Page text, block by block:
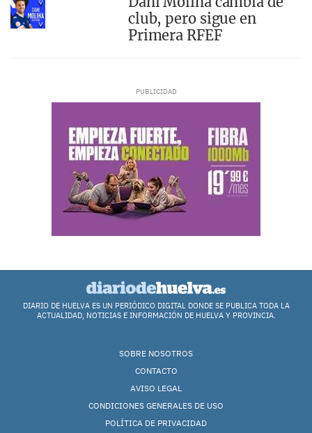
club, pero sigue en
Primera RFEF
DIARIO DE HUELVA ES UN PERIÓDICO DIGITAL DONDE SE PUBLICA TODA LA
ACTUALIDAD, NOTICIAS E INFORMACIÓN DE HUELVA Y PROVINCIA.
SOBRE NOSOTROS
CONTACTO
AVISO LEGAL
CONDICIONES GENERALES DE USO
POLÍTICA DE PRIVACIDAD